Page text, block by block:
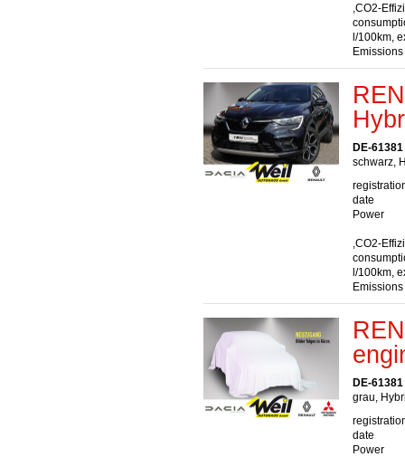
,CO2-
l/100km,
DE-
schwarz,
date
Power
,CO2-
l/100km,
DE-
grau,
date
Power